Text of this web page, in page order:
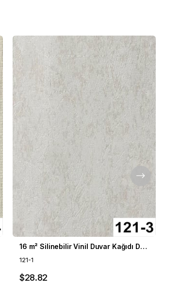
16 m² Silinebilir Vinil Duvar Kağıdı DH-121
121-1
$28.82